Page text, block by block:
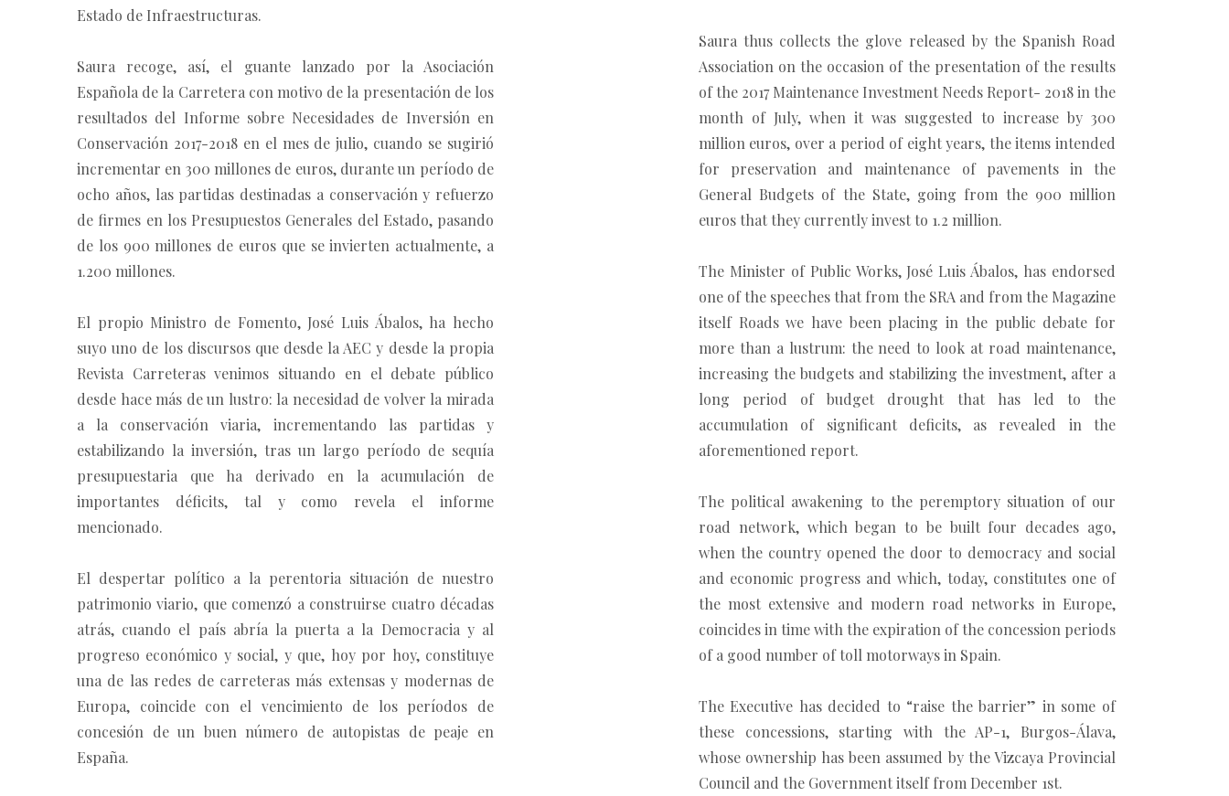
Estado de Infraestructuras.
Saura recoge, así, el guante lanzado por la Asociación
Española de la Carretera con motivo de la presentación de los
resultados del Informe sobre Necesidades de Inversión en
Conservación 2017-2018 en el mes de julio, cuando se sugirió
incrementar en 300 millones de euros, durante un período de
ocho años, las partidas destinadas a conservación y refuerzo
de firmes en los Presupuestos Generales del Estado, pasando
de los 900 millones de euros que se invierten actualmente, a
1.200 millones.
El propio Ministro de Fomento, José Luis Ábalos, ha hecho
suyo uno de los discursos que desde la AEC y desde la propia
Revista Carreteras venimos situando en el debate público
desde hace más de un lustro: la necesidad de volver la mirada
a la conservación viaria, incrementando las partidas y
estabilizando la inversión, tras un largo período de sequía
presupuestaria que ha derivado en la acumulación de
importantes déficits, tal y como revela el informe
mencionado.
El despertar político a la perentoria situación de nuestro
patrimonio viario, que comenzó a construirse cuatro décadas
atrás, cuando el país abría la puerta a la Democracia y al
progreso económico y social, y que, hoy por hoy, constituye
una de las redes de carreteras más extensas y modernas de
Europa, coincide con el vencimiento de los períodos de
concesión de un buen número de autopistas de peaje en
España.
Saura thus collects the glove released by the Spanish Road
Association on the occasion of the presentation of the results
of the 2017 Maintenance Investment Needs Report- 2018 in the
month of July, when it was suggested to increase by 300
million euros, over a period of eight years, the items intended
for preservation and maintenance of pavements in the
General Budgets of the State, going from the 900 million
euros that they currently invest to 1.2 million.
The Minister of Public Works, José Luis Ábalos, has endorsed
one of the speeches that from the SRA and from the Magazine
itself Roads we have been placing in the public debate for
more than a lustrum: the need to look at road maintenance,
increasing the budgets and stabilizing the investment, after a
long period of budget drought that has led to the
accumulation of significant deficits, as revealed in the
aforementioned report.
The political awakening to the peremptory situation of our
road network, which began to be built four decades ago,
when the country opened the door to democracy and social
and economic progress and which, today, constitutes one of
the most extensive and modern road networks in Europe,
coincides in time with the expiration of the concession periods
of a good number of toll motorways in Spain.
The Executive has decided to “raise the barrier” in some of
these concessions, starting with the AP-1, Burgos-Álava,
whose ownership has been assumed by the Vizcaya Provincial
Council and the Government itself from December 1st.